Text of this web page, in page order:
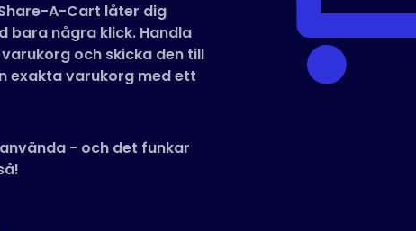
A-Cart låter dig
bara några klick. Handla
och skicka den till
exakta varukorg med ett
- och det funkar